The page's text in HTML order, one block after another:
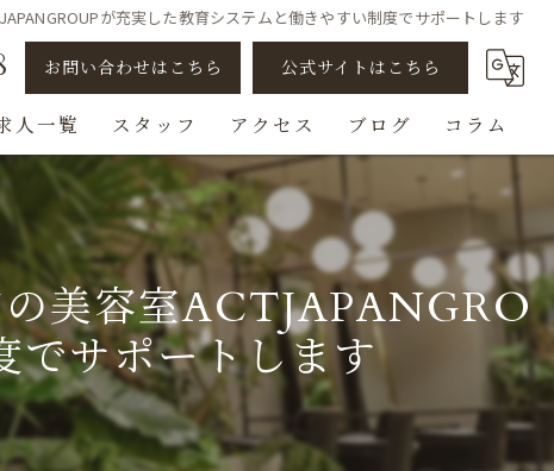
が充実した教育システムと働きやすい制度でサポートします
お問い合わせはこちら 公式サイトはこちら
人一覧 スタッフ
アシスタント
スタイリスト
ビューティスト
スパニスト
チェンジ/転職
アクセス ブログ コラム
美容室ACTJAPANGRO
でサポートします